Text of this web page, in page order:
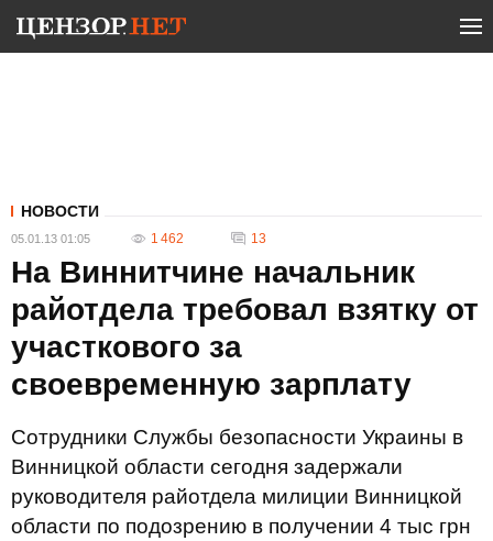
НОВОСТИ
05.01.13 01:05 1 462 13
На Виннитчине начальник
райотдела требовал взятку от
участкового за
своевременную зарплату
Сотрудники Службы безопасности Украины в
Винницкой области сегодня задержали
руководителя райотдела милиции Винницкой
области по подозрению в получении 4 тыс грн